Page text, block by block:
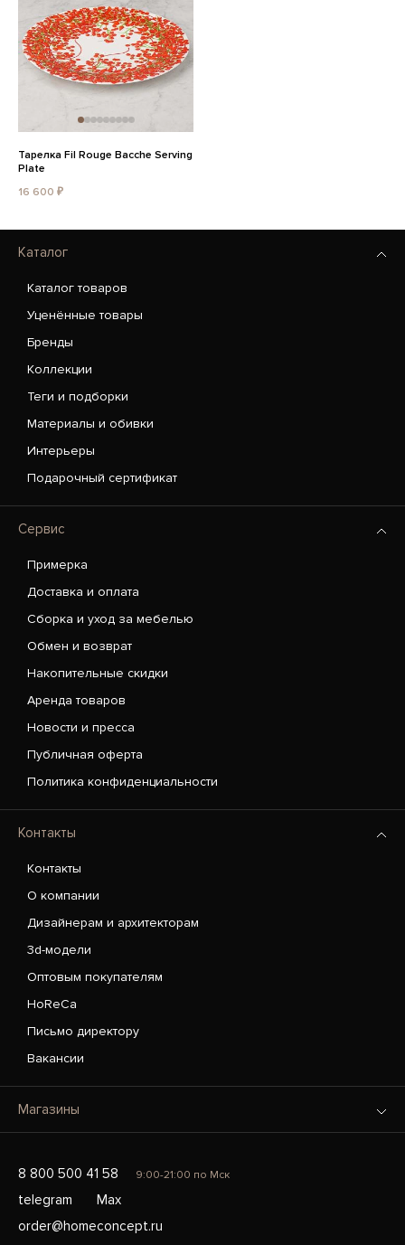
Тарелка Fil Rouge Bacche Serving
Plate
16 600 ₽
Каталог
Каталог товаров
Уценённые товары
Бренды
Коллекции
Теги и подборки
Материалы и обивки
Интерьеры
Подарочный сертификат
Сервис
Примерка
Доставка и оплата
Сборка и уход за мебелью
Обмен и возврат
Накопительные скидки
Аренда товаров
Новости и пресса
Публичная оферта
Политика конфиденциальности
Контакты
Контакты
О компании
Дизайнерам и архитекторам
3d-модели
Оптовым покупателям
HoReCa
Письмо директору
Вакансии
Магазины
8 800 500 41 58 9:00-21:00 по Мск
telegram
Max
order@homeconcept.ru